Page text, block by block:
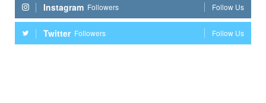
Instagram Followers Follow Us
Twitter Followers Follow Us